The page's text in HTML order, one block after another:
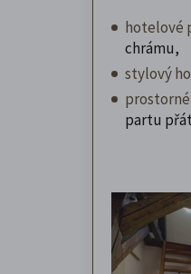
hotelové
chrámu,
stylový
partu